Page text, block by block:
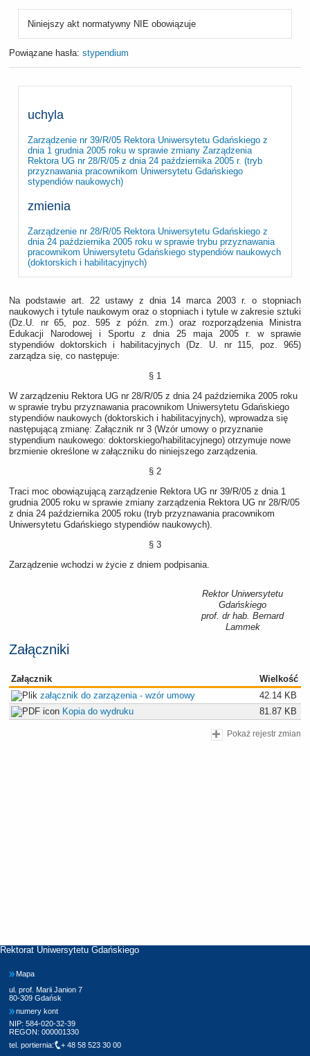
Niniejszy akt normatywny NIE obowiązuje
Powiązane hasła: stypendium
uchyla
Zarządzenie nr 39/R/05 Rektora Uniwersytetu Gdańskiego z
dnia 1 grudnia 2005 roku w sprawie zmiany Zarządzenia
Rektora UG nr 28/R/05 z dnia 24 października 2005 r. (tryb
przyznawania pracownikom Uniwersytetu Gdańskiego
stypendiów naukowych)
zmienia
Zarządzenie nr 28/R/05 Rektora Uniwersytetu Gdańskiego z
dnia 24 października 2005 roku w sprawie trybu przyznawania
pracownikom Uniwersytetu Gdańskiego stypendiów naukowych
(doktorskich i habilitacyjnych)
Na podstawie art. 22 ustawy z dnia 14 marca 2003 r. o stopniach
naukowych i tytule naukowym oraz o stopniach i tytule w zakresie sztuki
(Dz.U. nr 65, poz. 595 z późn. zm.) oraz rozporządzenia Ministra
Edukacji Narodowej i Sportu z dnia 25 maja 2005 r. w sprawie
stypendiów doktorskich i habilitacyjnych (Dz. U. nr 115, poz. 965)
zarządza się, co następuje:
§ 1
W zarządzeniu Rektora UG nr 28/R/05 z dnia 24 października 2005 roku
w sprawie trybu przyznawania pracownikom Uniwersytetu Gdańskiego
stypendiów naukowych (doktorskich i habilitacyjnych), wprowadza się
następującą zmianę: Załącznik nr 3 (Wzór umowy o przyznanie
stypendium naukowego: doktorskiego/habilitacyjnego) otrzymuje nowe
brzmienie określone w załączniku do niniejszego zarządzenia.
§ 2
Traci moc obowiązującą zarządzenie Rektora UG nr 39/R/05 z dnia 1
grudnia 2005 roku w sprawie zmiany zarządzenia Rektora UG nr 28/R/05
z dnia 24 października 2005 roku (tryb przyznawania pracownikom
Uniwersytetu Gdańskiego stypendiów naukowych).
§ 3
Zarządzenie wchodzi w życie z dniem podpisania.
Rektor Uniwersytetu
Gdańskiego
prof. dr hab. Bernard
Lammek
Załączniki
Załącznik
Wielkość
załącznik do zarzązenia - wzór umowy
42.14 KB
Kopia do wydruku
81.87 KB
Pokaż rejestr zmian
Rektorat Uniwersytetu Gdańskiego
Mapa
ul. prof. Marii Janion 7
80-309 Gdańsk
numery kont
NIP: 584-020-32-39
REGON: 000001330
tel. portiernia:
+ 48 58 523 30 00